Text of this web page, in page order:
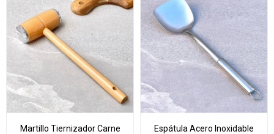
Martillo Tiernizador Carne
Espátula Acero Inoxidable